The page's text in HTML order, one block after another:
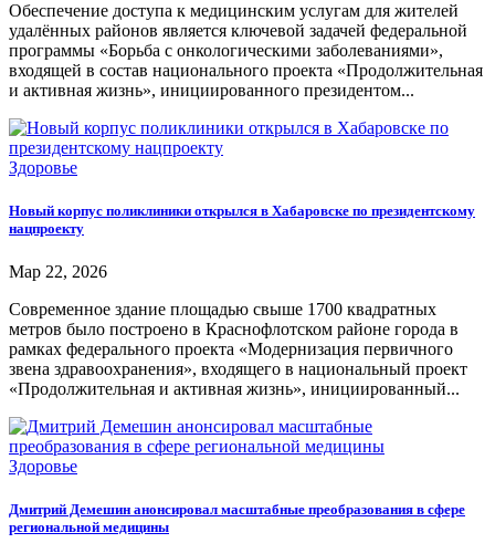
Обеспечение доступа к медицинским услугам для жителей
удалённых районов является ключевой задачей федеральной
программы «Борьба с онкологическими заболеваниями»,
входящей в состав национального проекта «Продолжительная
и активная жизнь», инициированного президентом...
Здоровье
Новый корпус поликлиники открылся в Хабаровске по президентскому
нацпроекту
Мар 22, 2026
Современное здание площадью свыше 1700 квадратных
метров было построено в Краснофлотском районе города в
рамках федерального проекта «Модернизация первичного
звена здравоохранения», входящего в национальный проект
«Продолжительная и активная жизнь», инициированный...
Здоровье
Дмитрий Демешин анонсировал масштабные преобразования в сфере
региональной медицины